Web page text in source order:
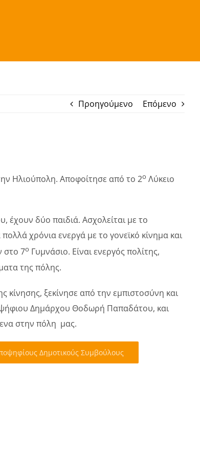
Προηγούμενο Επόμενο
Ηλιούπολη. Αποφοίτησε από το 2ο Λύκειο
έχουν δύο παιδιά. Ασχολείται με το
χρόνια ενεργά με το γονεϊκό κίνημα και
στο 7ο Γυμνάσιο. Είναι ενεργός πολίτης,
της πόλης.
ξεκίνησε από την εμπιστοσύνη και
Δημάρχου Θοδωρή Παπαδάτου, και
στην πόλη μας.
Δημοτικούς Συμβούλους